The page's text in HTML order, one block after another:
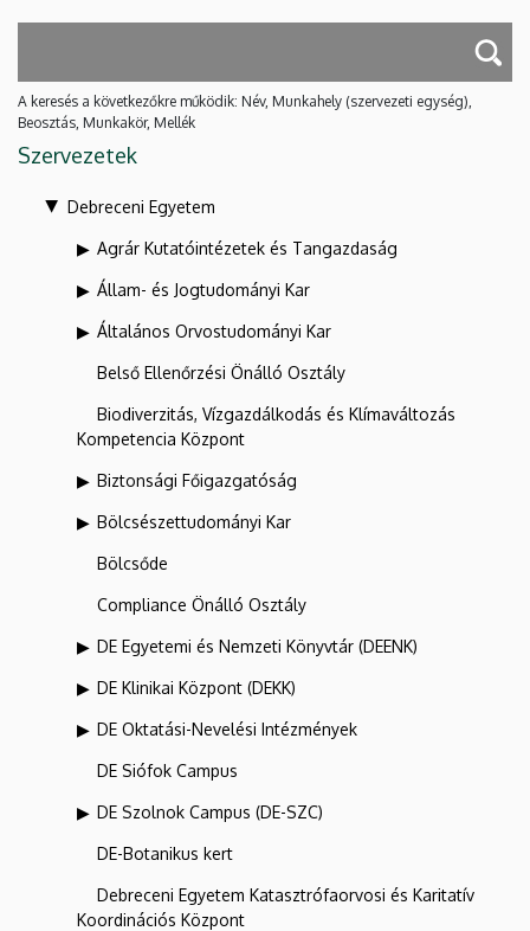
A keresés a következőkre működik: Név, Munkahely (szervezeti egység),
Beosztás, Munkakör, Mellék
Szervezetek
Debreceni Egyetem
Agrár Kutatóintézetek és Tangazdaság
Állam- és Jogtudományi Kar
Általános Orvostudományi Kar
Belső Ellenőrzési Önálló Osztály
Biodiverzitás, Vízgazdálkodás és Klímaváltozás
Kompetencia Központ
Biztonsági Főigazgatóság
Bölcsészettudományi Kar
Bölcsőde
Compliance Önálló Osztály
DE Egyetemi és Nemzeti Könyvtár (DEENK)
DE Klinikai Központ (DEKK)
DE Oktatási-Nevelési Intézmények
DE Siófok Campus
DE Szolnok Campus (DE-SZC)
DE-Botanikus kert
Debreceni Egyetem Katasztrófaorvosi és Karitatív
Koordinációs Központ